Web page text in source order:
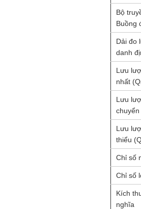
Bộ
Buồng
Dải đo
danh
Lưu
nhất
Lưu
Lưu
thiểu
Chỉ số
Chỉ số
Kích
nghĩa